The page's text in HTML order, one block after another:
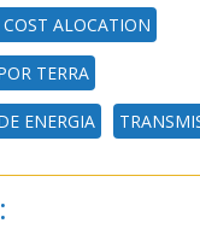
ALOCATION
TERRA
ENERGIA